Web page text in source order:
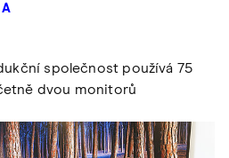
společnost používá 75
dvou monitorů